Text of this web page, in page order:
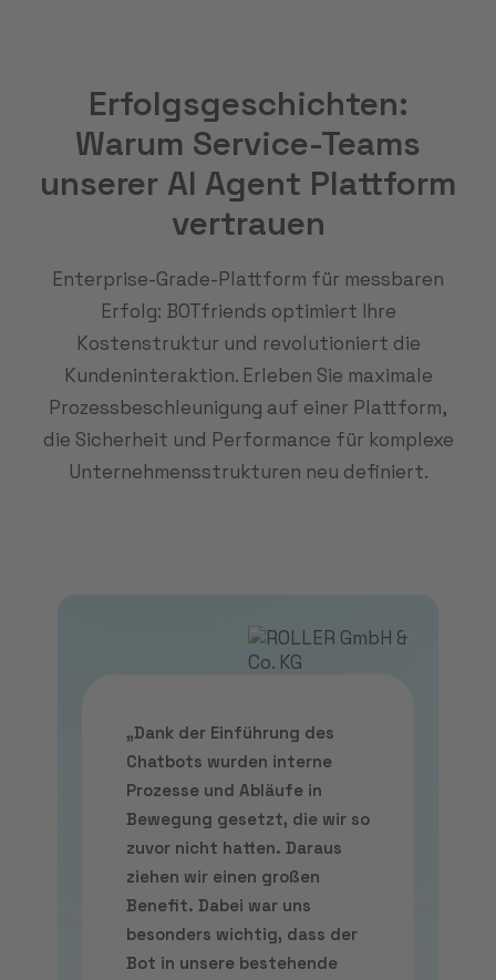
Erfolgsgeschichten:
Warum Service-Teams
unserer AI Agent Plattform
vertrauen
Enterprise-Grade-Plattform für messbaren
Erfolg: BOTfriends optimiert Ihre
Kostenstruktur und revolutioniert die
Kundeninteraktion. Erleben Sie maximale
Prozessbeschleunigung auf einer Plattform,
die Sicherheit und Performance für komplexe
Unternehmensstrukturen neu definiert.
„Dank der Einführung des
Chatbots wurden interne
Prozesse und Abläufe in
Bewegung gesetzt, die wir so
zuvor nicht hatten. Daraus
ziehen wir einen großen
Benefit. Dabei war uns
besonders wichtig, dass der
Bot in unsere bestehende